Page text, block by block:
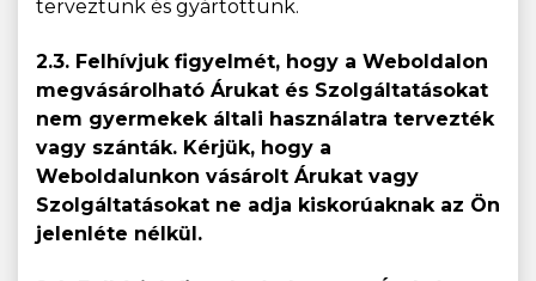
terveztünk és gyártottunk.
2.3. Felhívjuk figyelmét, hogy a Weboldalon
megvásárolható Árukat és Szolgáltatásokat
nem gyermekek általi használatra tervezték
vagy szánták. Kérjük, hogy a
Weboldalunkon vásárolt Árukat vagy
Szolgáltatásokat ne adja kiskorúaknak az Ön
jelenléte nélkül.